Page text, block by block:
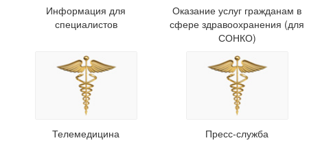
Информация для
специалистов
Оказание услуг гражданам в
сфере здравоохранения (для
СОНКО)
Телемедицина Пресс-служба